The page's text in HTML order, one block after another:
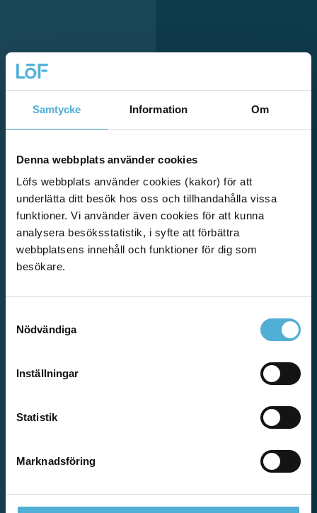
Samtycke Information Om
Denna webbplats använder cookies
Löfs webbplats använder cookies (kakor) för att
underlätta ditt besök hos oss och tillhandahålla vissa
funktioner. Vi använder även cookies för att kunna
analysera besöksstatistik, i syfte att förbättra
webbplatsens innehåll och funktioner för dig som
besökare.
Nödvändiga
Inställningar
Statistik
Marknadsföring